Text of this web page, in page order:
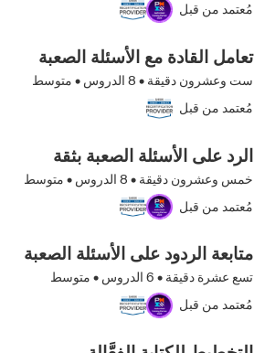
مُعتمد من قبل
تعامل القادة مع الأسئلة الصعبة
ست وعشرون دقيقة • 8 الدروس • متوسط
مُعتمد من قبل
الرد على الأسئلة الصعبة بثقة
خمس وعشرون دقيقة • 8 الدروس • متوسط
مُعتمد من قبل
متابعة الردود على الأسئلة الصعبة
تسع عشرة دقيقة • 6 الدروس • متوسط
مُعتمد من قبل